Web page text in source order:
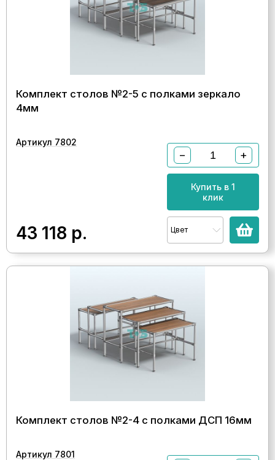
Комплект столов №2-5 с полками зеркало
4мм
Артикул 7802
43 118 р.
− +
Купить в 1
клик
Цвет
Комплект столов №2-4 с полками ДСП 16мм
Артикул 7801